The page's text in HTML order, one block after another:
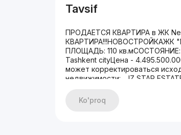
Tavsif
ПРОДАЕТСЯ КВАРТИРА в ЖК
КВАРТИРА!!!НОВОСТРОЙКАЖК
ПЛОЩАДЬ: 110 кв.мСОСТОЯНИЕ:
Tashkent cityЦена -
может корректироваться
недвижимости: „JZ STAR
Ko'proq